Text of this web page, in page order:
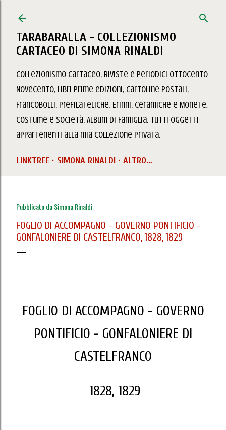
TARABARALLA - COLLEZIONISMO
CARTACEO DI SIMONA RINALDI
Collezionismo Cartaceo, Riviste e Periodici Ottocento
Novecento, Libri prime edizioni, Cartoline Postali,
Francobolli, Prefilateliche, Erinni, Ceramiche e Monete.
Costume e Società, Album di Famiglia. Tutti oggetti
appartenenti alla mia collezione privata.
LINKTREE SIMONA RINALDI ALTRO…
Pubblicato daSimona Rinaldi
FOGLIO DI ACCOMPAGNO - GOVERNO PONTIFICIO -
GONFALONIERE DI CASTELFRANCO, 1828, 1829
FOGLIO DI ACCOMPAGNO - GOVERNO
PONTIFICIO - GONFALONIERE DI
CASTELFRANCO
1828, 1829